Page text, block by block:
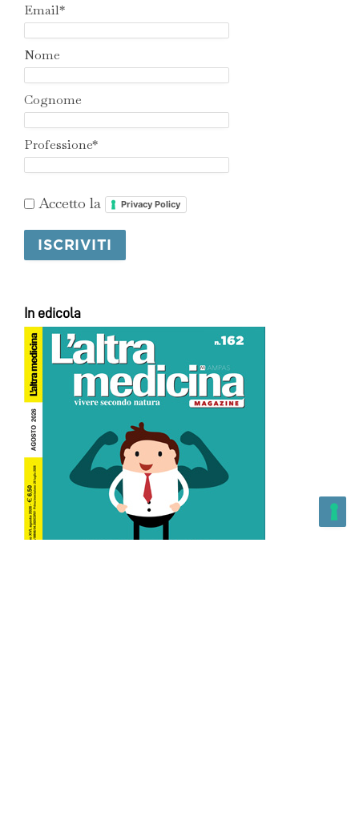
Email*
Nome
Cognome
Professione*
Accetto la Privacy Policy
In edicola